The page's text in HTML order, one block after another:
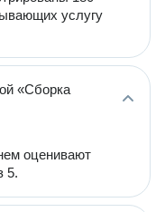
услугу
«Сборка
оценивают
5.